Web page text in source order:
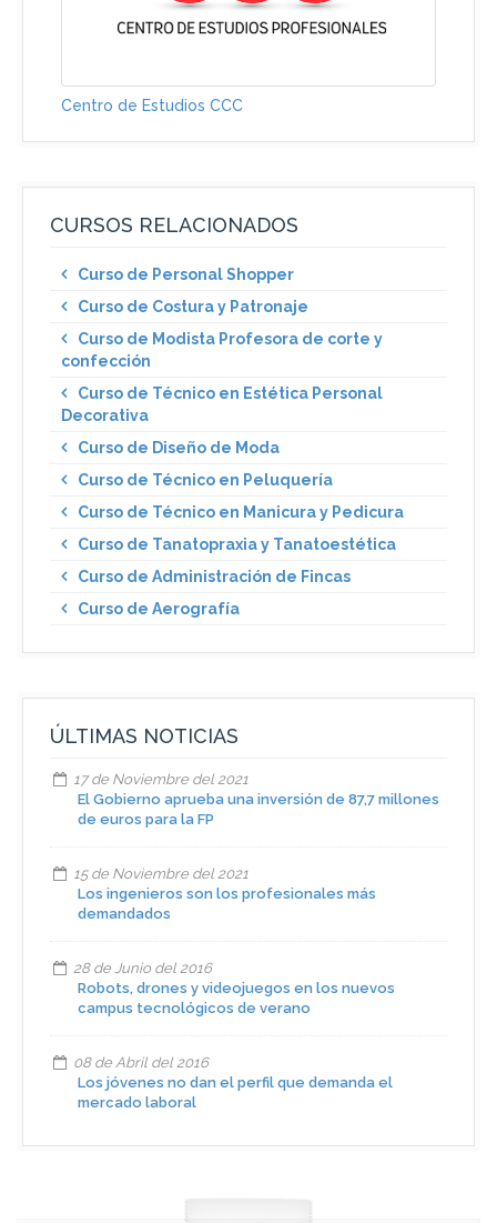
Centro de Estudios CCC
CURSOS RELACIONADOS
Curso de Personal Shopper
Curso de Costura y Patronaje
Curso de Modista Profesora de corte y
confección
Curso de Técnico en Estética Personal
Decorativa
Curso de Diseño de Moda
Curso de Técnico en Peluquería
Curso de Técnico en Manicura y Pedicura
Curso de Tanatopraxia y Tanatoestética
Curso de Administración de Fincas
Curso de Aerografía
ÚLTIMAS NOTICIAS
17 de Noviembre del 2021
El Gobierno aprueba una inversión de 87,7 millones
de euros para la FP
15 de Noviembre del 2021
Los ingenieros son los profesionales más
demandados
28 de Junio del 2016
Robots, drones y videojuegos en los nuevos
campus tecnológicos de verano
08 de Abril del 2016
Los jóvenes no dan el perfil que demanda el
mercado laboral